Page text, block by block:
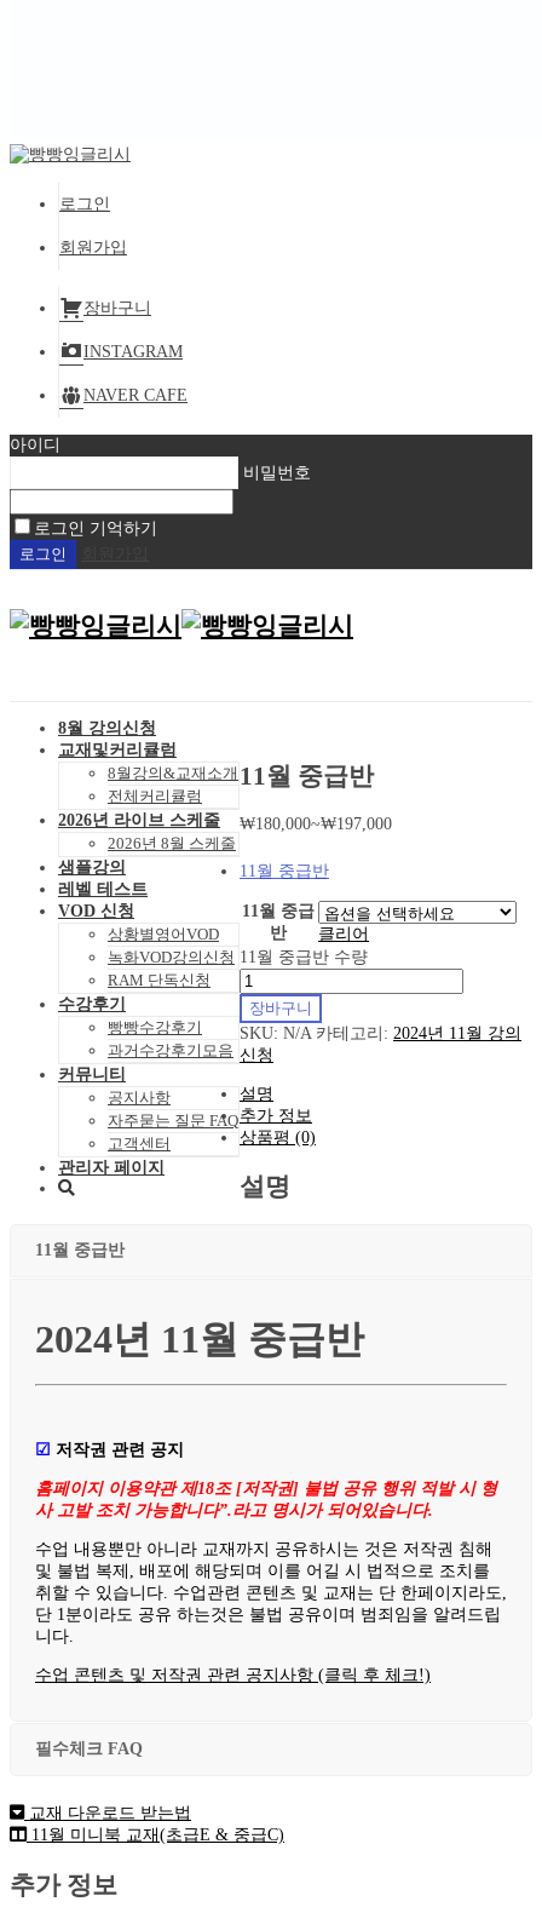
로그인
회원가입
장바구니
INSTAGRAM
NAVER CAFE
아이디
비밀번호
로그인 기억하기
8월 강의신청
교재및커리큘럼
8월강의&교재소개
전체커리큘럼
2026년 라이브 스케줄
2026년 8월 스케줄
샘플강의
레벨 테스트
VOD 신청
상황별영어VOD
녹화VOD강의신청
RAM 단독신청
수강후기
빵빵수강후기
과거수강후기모음
커뮤니티
공지사항
자주묻는 질문 FAQ
고객센터
관리자 페이지
11월 중급반
₩180,000~₩197,000
11월 중급반
11월 중급
반
클리어
11월 중급반 수량
장바구니
SKU: N/A 카테고리: 2024년 11월 강의
신청
설명
추가 정보
상품평 (0)
설명
11월 중급반
2024년 11월 중급반
☑ 저작권 관련 공지
홈페이지 이용약관 제18조 [저작권] 불법 공유 행위 적발 시 형
사 고발 조치 가능합니다”.라고 명시가 되어있습니다.
수업 내용뿐만 아니라 교재까지 공유하시는 것은 저작권 침해
및 불법 복제, 배포에 해당되며 이를 어길 시 법적으로 조치를
취할 수 있습니다. 수업관련 콘텐츠 및 교재는 단 한페이지라도,
단 1분이라도 공유 하는것은 불법 공유이며 범죄임을 알려드립
니다.
수업 콘텐츠 및 저작권 관련 공지사항 (클릭 후 체크!)
필수체크 FAQ
교재 다운로드 받는법
11월 미니북 교재(초급E & 중급C)
추가 정보